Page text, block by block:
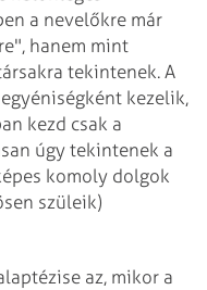
a nevelőkre már
hanem mint
tekintenek. A
kezelik,
kezd csak a
úgy tekintenek a
komoly dolgok
szüleik)
az, mikor a